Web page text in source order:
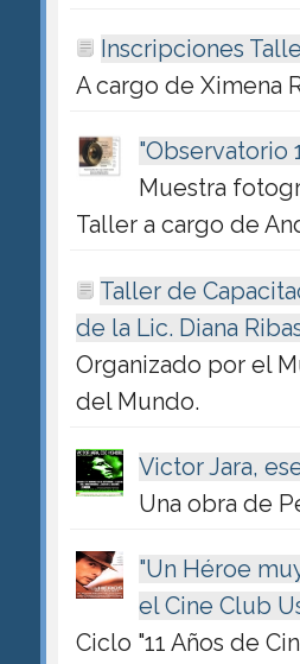
Inscripciones
A cargo de Ximena
"Observatorio
Muestra
Taller a cargo de
Taller de
de la Lic. Diana
Organizado por el
del Mundo.
Victor Jara,
Una obra de
"Un Héroe
el Cine Club
Ciclo "11 Años de